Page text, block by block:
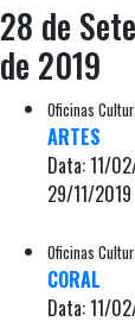
28 de
de 2019
Oficinas
ARTES
Data: 11/
29/11/2019
Oficinas
CORAL
Data: 11/